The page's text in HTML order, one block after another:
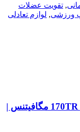
, تقویت عضلات
ورزشی, لوازم تعادلی
کش دو رشته بدنسازی و فیزیوتراپی 170TR مگافیتنس |